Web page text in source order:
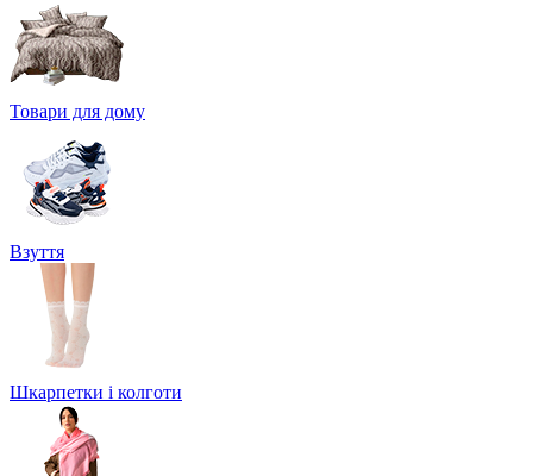
Товари для дому
Взуття
Шкарпетки і колготи